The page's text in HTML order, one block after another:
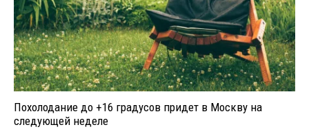
Похолодание до +16 градусов придет в Москву на
следующей неделе